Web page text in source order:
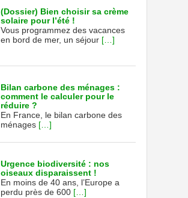
(Dossier) Bien choisir sa crème
solaire pour l’été !
Vous programmez des vacances
en bord de mer, un séjour […]
Bilan carbone des ménages :
comment le calculer pour le
réduire ?
En France, le bilan carbone des
ménages […]
Urgence biodiversité : nos
oiseaux disparaissent !
En moins de 40 ans, l’Europe a
perdu près de 600 […]